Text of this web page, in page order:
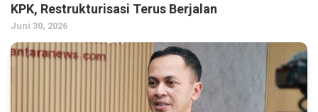
KPK, Restrukturisasi Terus Berjalan
Juni 30, 2026